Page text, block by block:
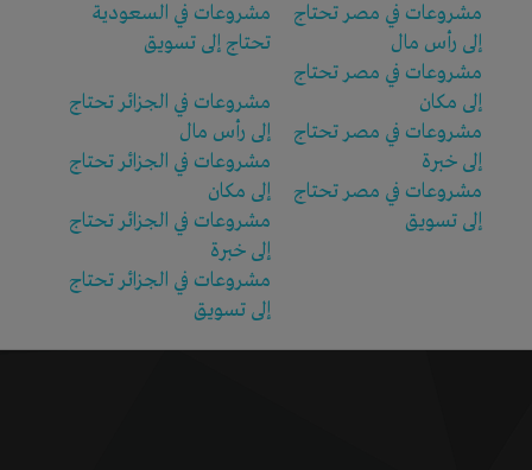
مشروعات في مصر تحتاج
إلى رأس مال
مشروعات في مصر تحتاج
إلى مكان
مشروعات في مصر تحتاج
إلى خبرة
مشروعات في مصر تحتاج
إلى تسويق
مشروعات في السعودية
تحتاج إلى تسويق
مشروعات في الجزائر تحتاج
إلى رأس مال
مشروعات في الجزائر تحتاج
إلى مكان
مشروعات في الجزائر تحتاج
إلى خبرة
مشروعات في الجزائر تحتاج
إلى تسويق